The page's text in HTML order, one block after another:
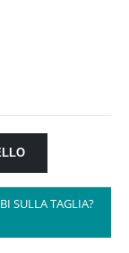
SULLA TAGLIA?